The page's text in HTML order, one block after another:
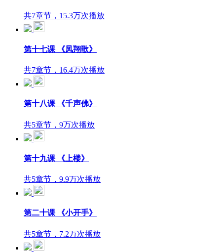
共7章节，15.3万次播放
第十七课 《凤翔歌》
共7章节，16.4万次播放
第十八课 《千声佛》
共5章节，9万次播放
第十九课 《上楼》
共5章节，9.9万次播放
第二十课 《小开手》
共5章节，7.2万次播放